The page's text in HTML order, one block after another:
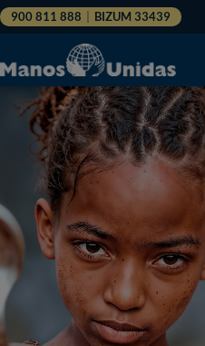
900 811 888 BIZUM 33439